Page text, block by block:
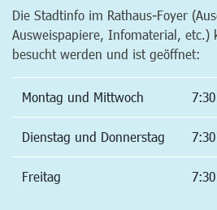
Die Stadtinfo im Rathaus-Foyer
Ausweispapiere, Infomaterial, etc.)
besucht werden und ist geöffnet:
Montag und Mittwoch
Dienstag und Donnerstag
Freitag